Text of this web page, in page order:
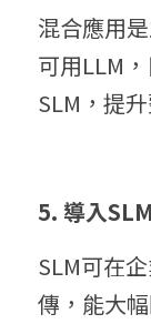
混合應用
可用LLM
SLM，提
5. 導入
SLM可在
傳，能大